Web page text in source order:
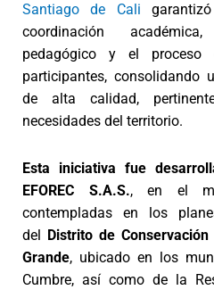
Santiago de Cali
coordinación
pedagógico y el
participantes, consolidando
de alta calidad,
necesidades del territorio.
Esta iniciativa fue
EFOREC S.A.S., en el
contempladas en los
del
Distrito de
Grande, ubicado en los
Cumbre, así como de la